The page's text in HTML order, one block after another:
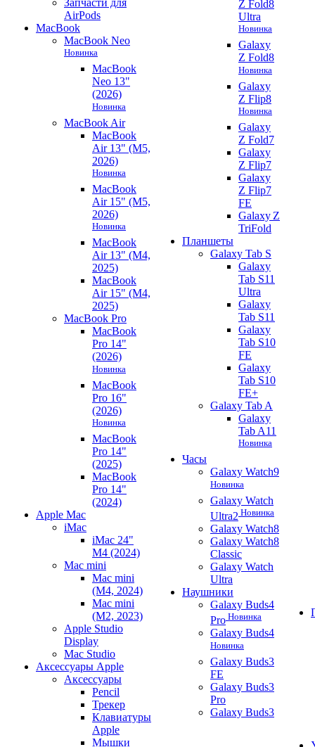
Запчасти для
AirPods
MacBook
MacBook Neo
Новинка
MacBook
Neo 13"
(2026)
Новинка
MacBook Air
MacBook
Air 13" (M5,
2026)
Новинка
MacBook
Air 15" (M5,
2026)
Новинка
MacBook
Air 13" (M4,
2025)
MacBook
Air 15" (M4,
2025)
MacBook Pro
MacBook
Pro 14"
(2026)
Новинка
MacBook
Pro 16"
(2026)
Новинка
MacBook
Pro 14"
(2025)
MacBook
Pro 14"
(2024)
Apple Mac
iMac
iMac 24"
M4 (2024)
Mac mini
Mac mini
(M4, 2024)
Mac mini
(M2, 2023)
Apple Studio
Display
Mac Studio
Аксессуары Apple
Аксессуары
Pencil
Трекер
Клавиатуры
Apple
Мышки
Z Fold8
Ultra
Новинка
Galaxy
Z Fold8
Новинка
Galaxy
Z Flip8
Новинка
Galaxy
Z Fold7
Galaxy
Z Flip7
Galaxy
Z Flip7
FE
Galaxy Z
TriFold
Планшеты
Galaxy Tab S
Galaxy
Tab S11
Ultra
Galaxy
Tab S11
Galaxy
Tab S10
FE
Galaxy
Tab S10
FE+
Galaxy Tab A
Galaxy
Tab A11
Новинка
Часы
Galaxy Watch9
Новинка
Galaxy Watch
Ultra2 Новинка
Galaxy Watch8
Galaxy Watch8
Classic
Galaxy Watch
Ultra
Наушники
Galaxy Buds4
Pro Новинка
Galaxy Buds4
Новинка
Galaxy Buds3
FE
Galaxy Buds3
Pro
Galaxy Buds3